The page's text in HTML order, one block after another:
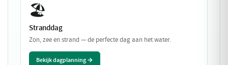
🏖️
Stranddag
Zon, zee en strand — de perfecte dag aan het water.
Bekijk dagplanning →